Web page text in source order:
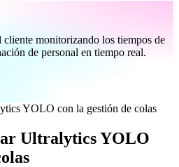
monitorizando los tiempos de
de personal en tiempo real.
Ultralytics YOLO